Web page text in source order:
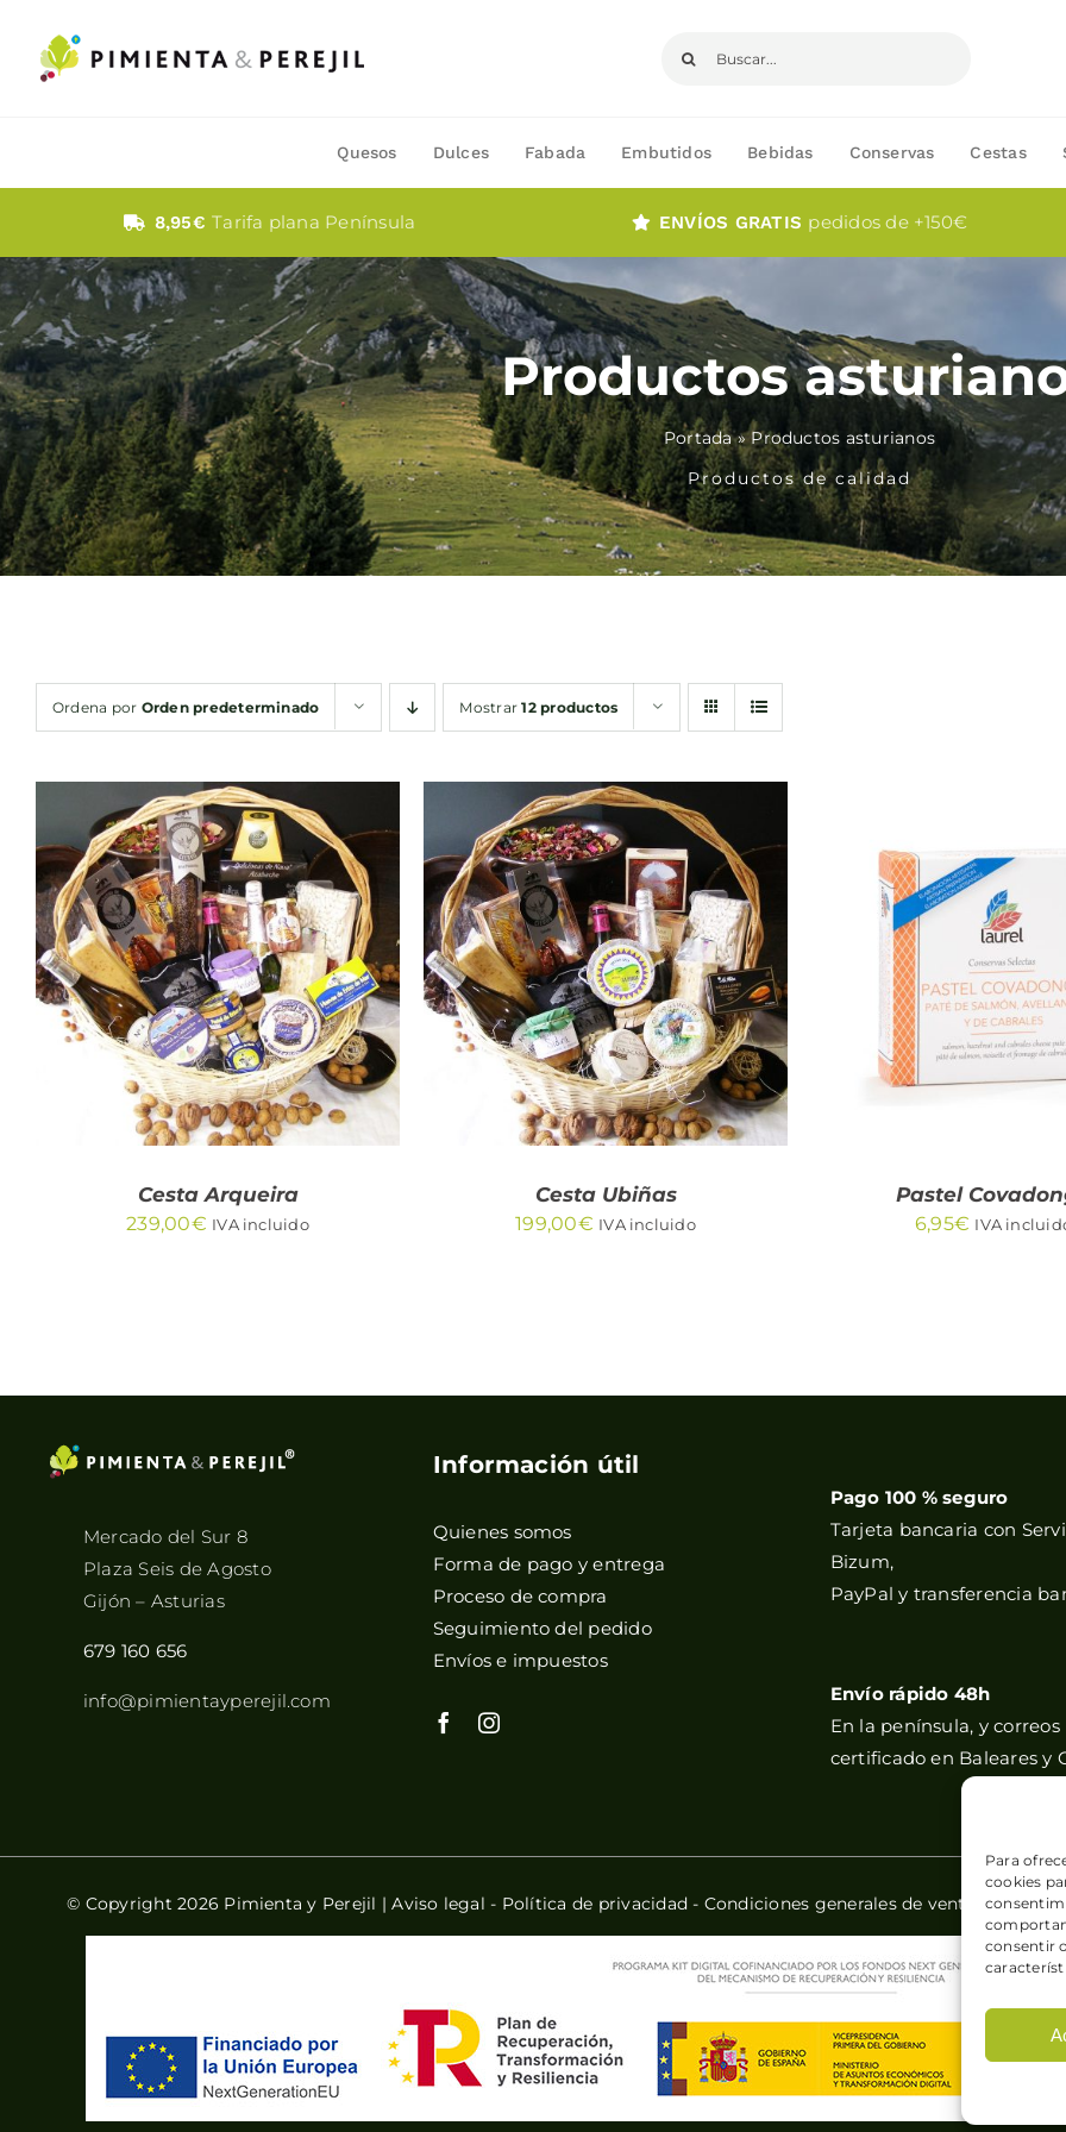
Para
cookies
consentir
contenido
Quesos Dulces Fabada Embutidos Bebidas Conservas Cestas
8,95€Tarifa plana Península ENVÍOS GRATIS pedidos de +150€
Productos
Portada»Productos asturianos
Productos de calidad
Ordena por Orden predeterminado Mostrar12 productos
AÑADIR AL CARRITO
/
QUICK VIEW
Cesta Arqueira
239,00€ IVA incluido
AÑADIR AL CARRITO
/
QUICK VIEW
Cesta Ubiñas
199,00€ IVA incluido
AÑADIR AL CARRITO
QUICK VIEW
Pastel
6,95€ IVA
Mercado del Sur 8
Plaza Seis de Agosto
Gijón – Asturias
679 160 656
info@pimientayperejil.com
Información útil
Quienes somos
Forma de pago y entrega
Proceso de compra
Seguimiento del pedido
Envíos e impuestos
Pago 100 % seguro
Tarjeta bancaria con
Bizum,
PayPal y transferencia
Envío rápido 48h
En la península, y correos
certificado en Baleares y
© Copyright 2026 Pimienta y Perejil |Aviso legal - Política de privacidad- Condiciones generales de venta -Política